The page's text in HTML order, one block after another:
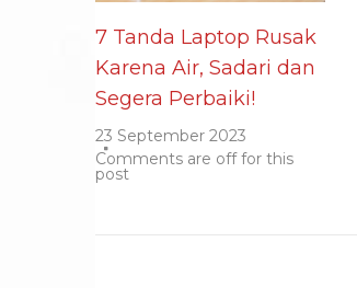
7 Tanda Laptop Rusak
Karena Air, Sadari dan
Segera Perbaiki!
23 September 2023
Comments are off for this
post